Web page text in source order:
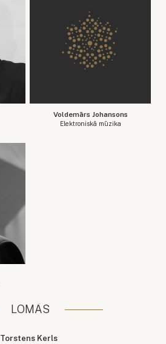
Voldemārs Johansons
Elektroniskā mūzika
LOMĀS
Torstens Kerls